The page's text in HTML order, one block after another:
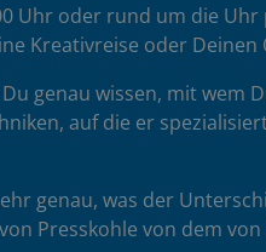
Uhr oder rund um die Uhr
Kreativreise oder Deinen
genau wissen, mit wem
auf die er
genau, was der
Presskohle von dem